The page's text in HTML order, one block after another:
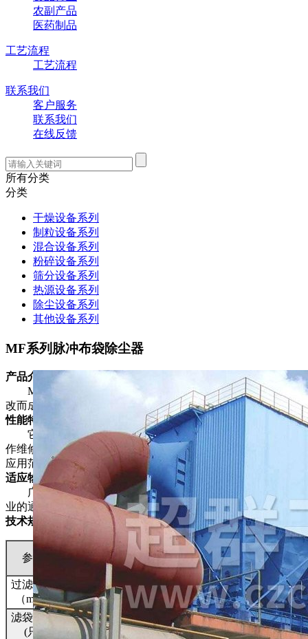
农副产品
医药制品
工艺流程
工艺流程
联系我们
客户服务
联系我们
在线反馈
所有分类
分类
干燥设备系列
制粒设备系列
混合设备系列
粉碎设备系列
筛分设备系列
热源设备系列
除尘设备系列
其他设备系列
MF系列脉冲布袋除尘器
产品介绍
MF- II方型脉冲布袋除尘器是在MF- Ⅰ型的基础上经改进修
改而成的。
性能特点
它除了具有Ⅰ型除尘效率高、处理风量大、性能稳定、操
作维修方便等特点外，还具有比I型使用效果好，不易积粉、
应用范围广等特点。
适应物料
广泛适用于粮食食品、饲料、冶金化工、建材、医药等行
业的通风除尘和粉尘回收。
技术规格
参数
型号
MF60 MF72 MF84 MF96 MF108
MF120
过滤面积
（m2）
36.2 45.2 54.3 63.3 72.4 81.4 90.5
滤袋数量
(只)
48 60 72 84 96 108 120